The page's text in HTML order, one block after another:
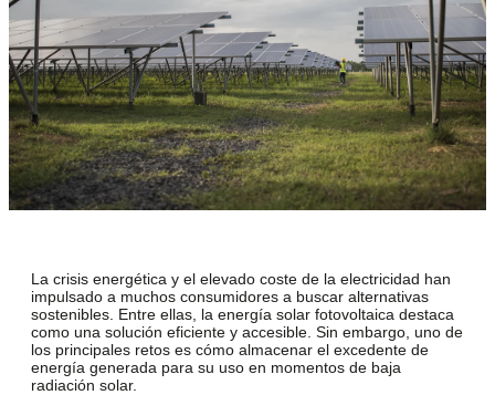
La crisis energética y el elevado coste de la electricidad han
impulsado a muchos consumidores a buscar alternativas
sostenibles. Entre ellas, la energía solar fotovoltaica destaca
como una solución eficiente y accesible. Sin embargo, uno de
los principales retos es cómo almacenar el excedente de
energía generada para su uso en momentos de baja
radiación solar.